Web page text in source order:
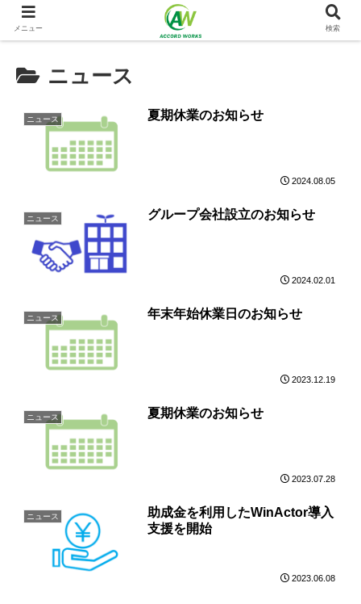
ニュース
ニュース 夏期休業のお知らせ
2024.08.05
ニュース グループ会社設立のお知らせ
2024.02.01
ニュース 年末年始休業日のお知らせ
2023.12.19
ニュース 夏期休業のお知らせ
2023.07.28
ニュース
助成金を利用したWinActor導入
支援を開始
2023.06.08
メニュー 検索